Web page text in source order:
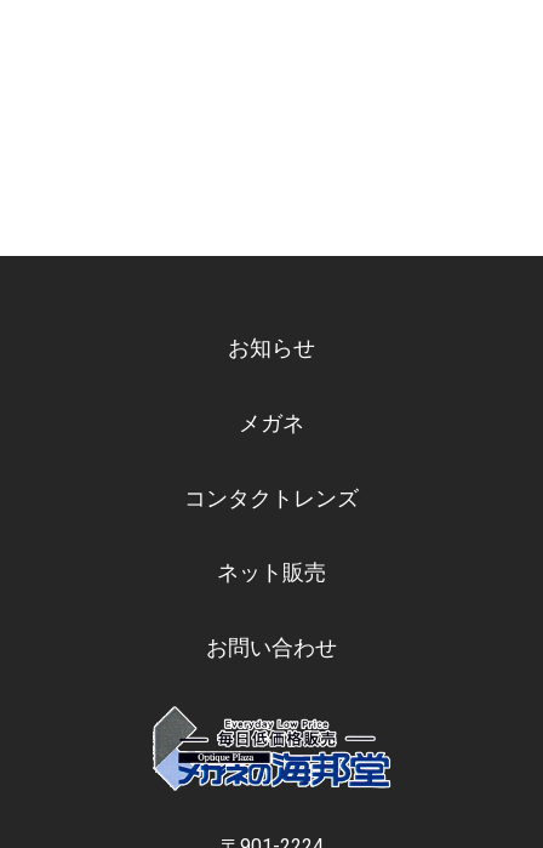
お知らせ
メガネ
コンタクトレンズ
ネット販売
お問い合わせ